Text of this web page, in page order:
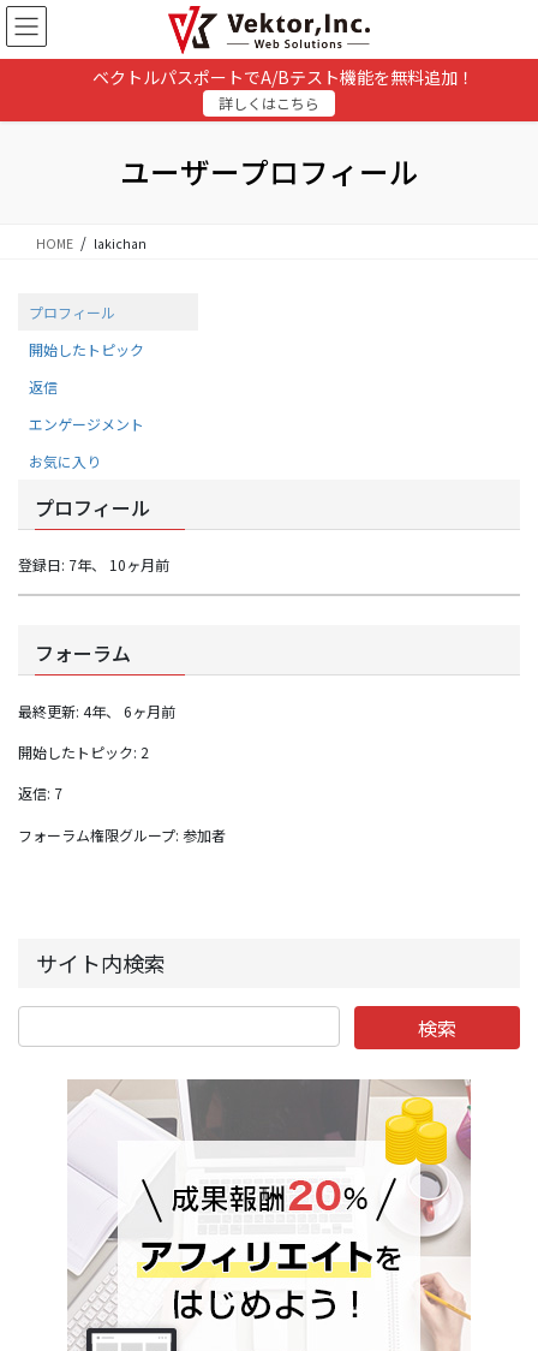
コ
ン
テ
ナ
ビ
ゲ
ベクトルパスポートでA/Bテスト機能を無料追加！
詳しくはこちら
ユーザープロフィール
HOME lakichan
プロフィール
開始したトピック
返信
エンゲージメント
お気に入り
プロフィール
登録日: 7年、 10ヶ月前
フォーラム
最終更新: 4年、 6ヶ月前
開始したトピック: 2
返信: 7
フォーラム権限グループ: 参加者
サイト内検索